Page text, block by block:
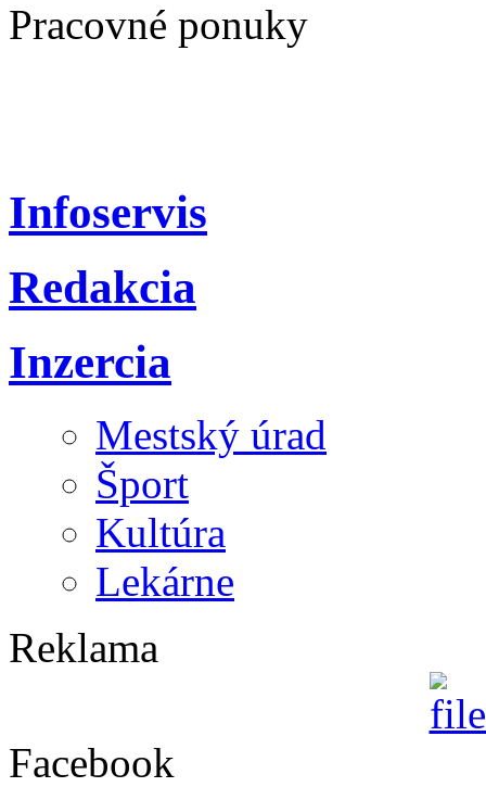
Pracovné ponuky
Infoservis
Redakcia
Inzercia
Mestský úrad
Šport
Kultúra
Lekárne
Reklama
Facebook